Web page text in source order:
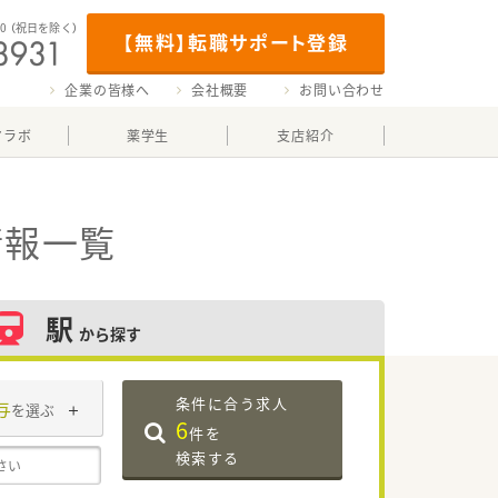
【無料】転職サポート登録
（祝日を除く）
企業の皆様へ 会社概要 お問い合わせ
ボ 薬学生 支店紹介
一覧
駅 から探す
を選ぶ 条件に合う求人
6件を
検索する